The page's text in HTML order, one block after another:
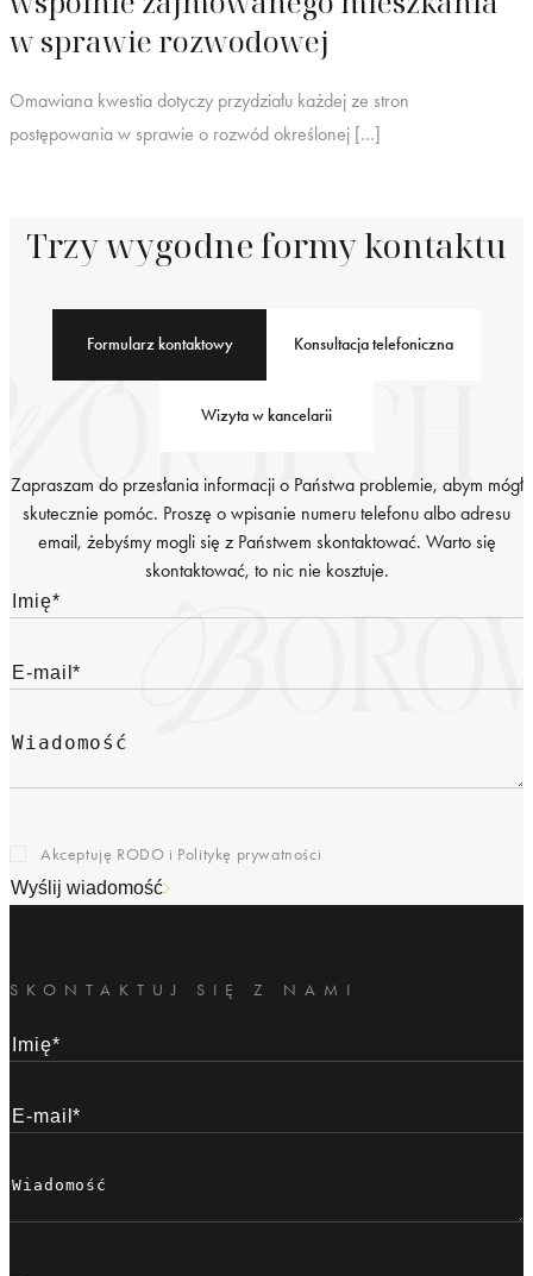
w sprawie rozwodowej
Omawiana kwestia dotyczy przydziału każdej ze stron
postępowania w sprawie o rozwód określonej […]
Trzy wygodne formy kontaktu
Formularz kontaktowy Konsultacja telefoniczna
Wizyta w kancelarii
Zapraszam do przesłania informacji o Państwa problemie, abym mógł
skutecznie pomóc. Proszę o wpisanie numeru telefonu albo adresu
email, żebyśmy mogli się z Państwem skontaktować. Warto się
skontaktować, to nic nie kosztuje.
Akceptuję RODO i Politykę prywatności
Wyślij wiadomość
SKONTAKTUJ SIĘ Z NAMI